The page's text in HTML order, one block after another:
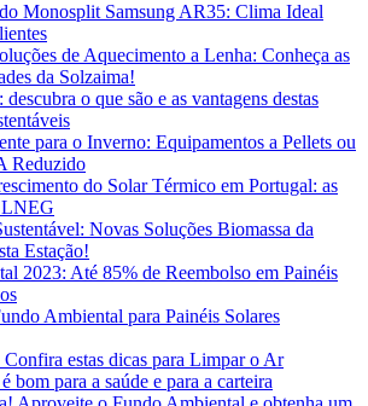
Monosplit Samsung AR35: Clima Ideal
de Aquecimento a Lenha: Conheça as
da Solzaima!
descubra o que são e as vantagens destas
para o Inverno: Equipamentos a Pellets ou
Reduzido
do Solar Térmico em Portugal: as
LNEG
Novas Soluções Biomassa da
Estação!
2023: Até 85% de Reembolso em Painéis
Ambiental para Painéis Solares
estas dicas para Limpar o Ar
bom para a saúde e para a carteira